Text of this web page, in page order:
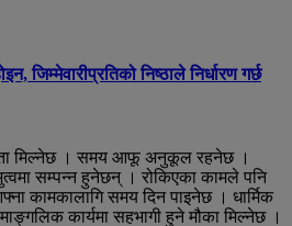
जिम्मेवारीप्रतिको निष्ठाले निर्धारण गर्छ
मिल्नेछ । समय आफू अनुकूल रहनेछ ।
सम्पन्न हुनेछन् । रोकिएका कामले पनि
कामकालागि समय दिन पाइनेछ । धार्मिक
कार्यमा सहभागी हुने मौका मिल्नेछ ।